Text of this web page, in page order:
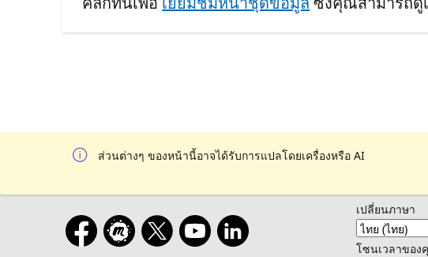
ส่วนต่างๆ ของหน้านี้อาจได้รับการแปลโดยเครื่องหรือ AI
เปลี่ยนภาษา
โซนเวลาของ